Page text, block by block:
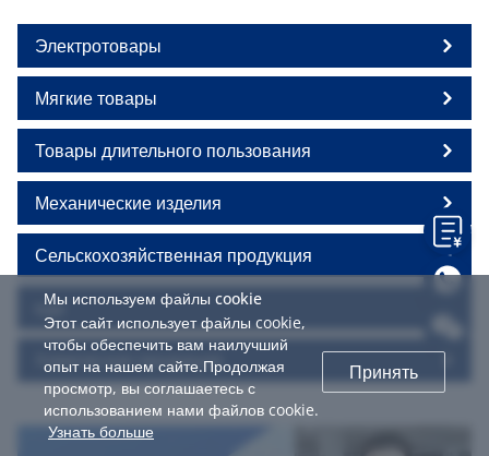
Электротовары
Мягкие товары
Товары длительного пользования
Механические изделия
Сельскохозяйственная продукция
еда
Химическая продукция
Мы используем файлы cookie
Этот сайт использует файлы cookie,
чтобы обеспечить вам наилучший
опыт на нашем сайте.Продолжая
просмотр, вы соглашаетесь с
использованием нами файлов cookie.
Узнать больше
Принять